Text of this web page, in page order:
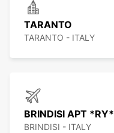
TARANTO
TARANTO - ITALY
BRINDISI APT *RY*
BRINDISI - ITALY